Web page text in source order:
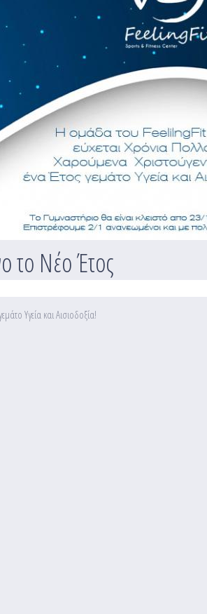
το Νέο Έτος
Υγεία και Αισιοδοξία!